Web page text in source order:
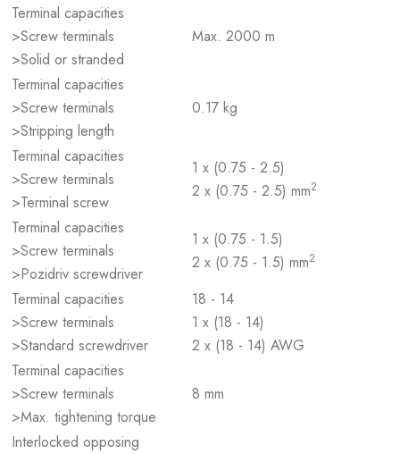
Terminal capacities
>Screw terminals
>Solid or stranded
Max. 2000 m
Terminal capacities
>Screw terminals
>Stripping length
0.17 kg
Terminal capacities
>Screw terminals
>Terminal screw
1 x (0.75 - 2.5)
2 x (0.75 - 2.5) mm2
Terminal capacities
>Screw terminals
>Pozidriv screwdriver
1 x (0.75 - 1.5)
2 x (0.75 - 1.5) mm2
Terminal capacities
>Screw terminals
>Standard screwdriver
18 - 14
1 x (18 - 14)
2 x (18 - 14) AWG
Terminal capacities
>Screw terminals
>Max. tightening torque
8 mm
Interlocked opposing